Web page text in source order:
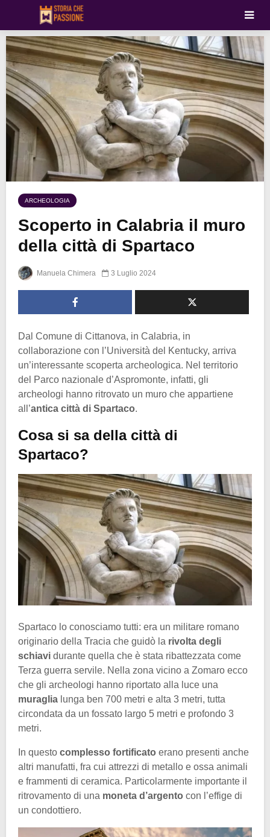
ARCHEOLOGIA
Scoperto in Calabria il muro
della città di Spartaco
Manuela Chimera 3 Luglio 2024
Dal Comune di Cittanova, in Calabria, in
collaborazione con l’Università del Kentucky, arriva
un’interessante scoperta archeologica. Nel territorio
del Parco nazionale d’Aspromonte, infatti, gli
archeologi hanno ritrovato un muro che appartiene
all’antica città di Spartaco.
Cosa si sa della città di
Spartaco?
Spartaco lo conosciamo tutti: era un militare romano
originario della Tracia che guidò la rivolta degli
schiavi durante quella che è stata ribattezzata come
Terza guerra servile. Nella zona vicino a Zomaro ecco
che gli archeologi hanno riportato alla luce una
muraglia lunga ben 700 metri e alta 3 metri, tutta
circondata da un fossato largo 5 metri e profondo 3
metri.
In questo complesso fortificato erano presenti anche
altri manufatti, fra cui attrezzi di metallo e ossa animali
e frammenti di ceramica. Particolarmente importante il
ritrovamento di una moneta d’argento con l’effige di
un condottiero.